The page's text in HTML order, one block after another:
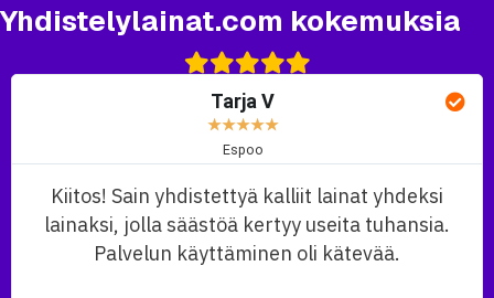
Yhdistelylainat.com kokemuksia
Tarja V
★★★★★
Espoo
Kiitos! Sain yhdistettyä kalliit lainat yhdeksi
lainaksi, jolla säästöä kertyy useita tuhansia.
Palvelun käyttäminen oli kätevää.